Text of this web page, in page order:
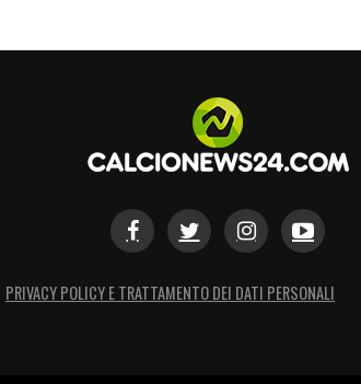
PRIVACY POLICY E TRATTAMENTO DEI DATI PERSONALI